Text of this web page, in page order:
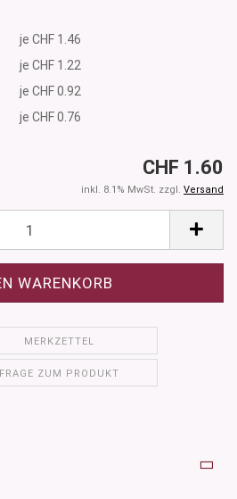
je CHF 1.46
je CHF 1.22
je CHF 0.92
je CHF 0.76
CHF 1.60
inkl. 8.1% MwSt. zzgl. Versand
MERKZETTEL
FRAGE ZUM PRODUKT